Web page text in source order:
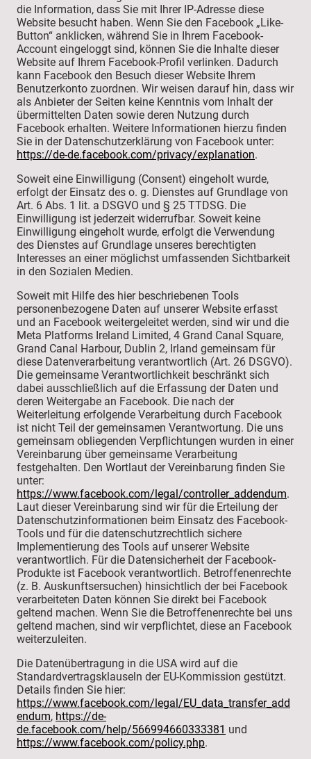
die Information, dass Sie mit Ihrer IP-Adresse diese
Website besucht haben. Wenn Sie den Facebook „Like-
Button“ anklicken, während Sie in Ihrem Facebook-
Account eingeloggt sind, können Sie die Inhalte dieser
Website auf Ihrem Facebook-Profil verlinken. Dadurch
kann Facebook den Besuch dieser Website Ihrem
Benutzerkonto zuordnen. Wir weisen darauf hin, dass wir
als Anbieter der Seiten keine Kenntnis vom Inhalt der
übermittelten Daten sowie deren Nutzung durch
Facebook erhalten. Weitere Informationen hierzu finden
Sie in der Datenschutzerklärung von Facebook unter:
https://de-de.facebook.com/privacy/explanation.
Soweit eine Einwilligung (Consent) eingeholt wurde,
erfolgt der Einsatz des o. g. Dienstes auf Grundlage von
Art. 6 Abs. 1 lit. a DSGVO und § 25 TTDSG. Die
Einwilligung ist jederzeit widerrufbar. Soweit keine
Einwilligung eingeholt wurde, erfolgt die Verwendung
des Dienstes auf Grundlage unseres berechtigten
Interesses an einer möglichst umfassenden Sichtbarkeit
in den Sozialen Medien.
Soweit mit Hilfe des hier beschriebenen Tools
personenbezogene Daten auf unserer Website erfasst
und an Facebook weitergeleitet werden, sind wir und die
Meta Platforms Ireland Limited, 4 Grand Canal Square,
Grand Canal Harbour, Dublin 2, Irland gemeinsam für
diese Datenverarbeitung verantwortlich (Art. 26 DSGVO).
Die gemeinsame Verantwortlichkeit beschränkt sich
dabei ausschließlich auf die Erfassung der Daten und
deren Weitergabe an Facebook. Die nach der
Weiterleitung erfolgende Verarbeitung durch Facebook
ist nicht Teil der gemeinsamen Verantwortung. Die uns
gemeinsam obliegenden Verpflichtungen wurden in einer
Vereinbarung über gemeinsame Verarbeitung
festgehalten. Den Wortlaut der Vereinbarung finden Sie
unter:
https://www.facebook.com/legal/controller_addendum.
Laut dieser Vereinbarung sind wir für die Erteilung der
Datenschutzinformationen beim Einsatz des Facebook-
Tools und für die datenschutzrechtlich sichere
Implementierung des Tools auf unserer Website
verantwortlich. Für die Datensicherheit der Facebook-
Produkte ist Facebook verantwortlich. Betroffenenrechte
(z. B. Auskunftsersuchen) hinsichtlich der bei Facebook
verarbeiteten Daten können Sie direkt bei Facebook
geltend machen. Wenn Sie die Betroffenenrechte bei uns
geltend machen, sind wir verpflichtet, diese an Facebook
weiterzuleiten.
Die Datenübertragung in die USA wird auf die
Standardvertragsklauseln der EU-Kommission gestützt.
Details finden Sie hier:
https://www.facebook.com/legal/EU_data_transfer_add
endum, https://de-
de.facebook.com/help/566994660333381 und
https://www.facebook.com/policy.php.